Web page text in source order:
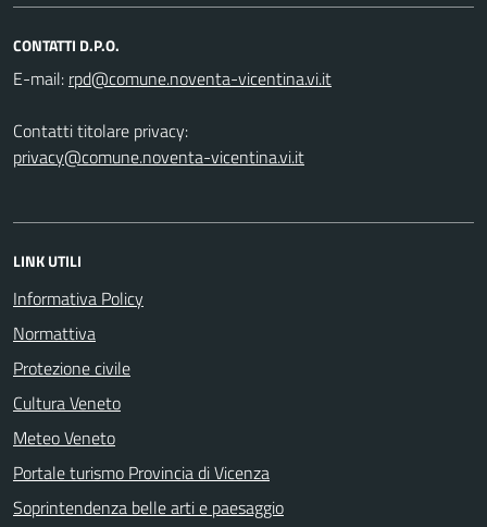
CONTATTI D.P.O.
E-mail:
Contatti titolare privacy:
privacy@comune.noventa-vicentina.vi.it
LINK UTILI
Informativa Policy
Normattiva
Protezione civile
Cultura Veneto
Meteo Veneto
Portale turismo Provincia di Vicenza
Soprintendenza belle arti e paesaggio